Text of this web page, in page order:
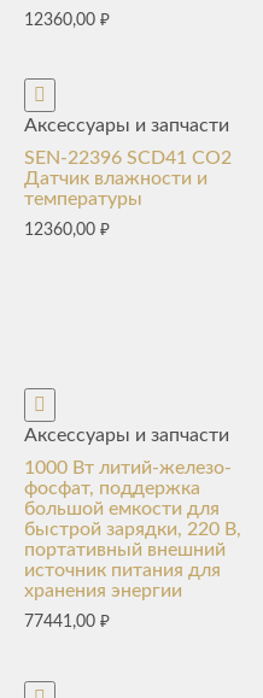
12360,00 ₽
Аксессуары и запчасти
SEN-22396 SCD41 CO2
Датчик влажности и
температуры
12360,00 ₽
Аксессуары и запчасти
1000 Вт литий-железо-
фосфат, поддержка
большой емкости для
быстрой зарядки, 220 В,
портативный внешний
источник питания для
хранения энергии
77441,00 ₽